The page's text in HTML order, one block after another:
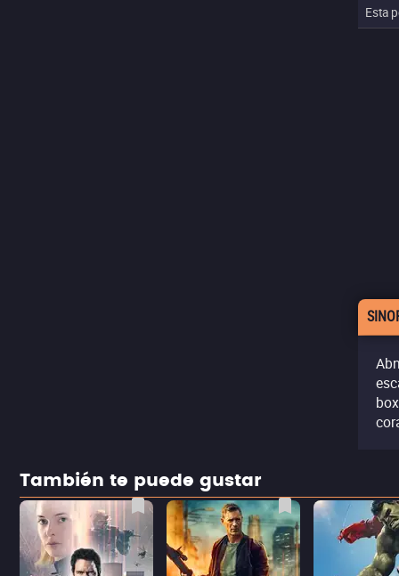
Esta
También te puede gustar